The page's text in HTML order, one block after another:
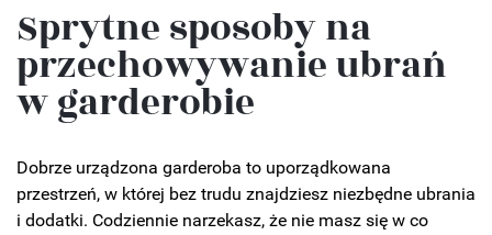
Sprytne sposoby na
przechowywanie ubrań
w garderobie
Dobrze urządzona garderoba to uporządkowana
przestrzeń, w której bez trudu znajdziesz niezbędne ubrania
i dodatki. Codziennie narzekasz, że nie masz się w co